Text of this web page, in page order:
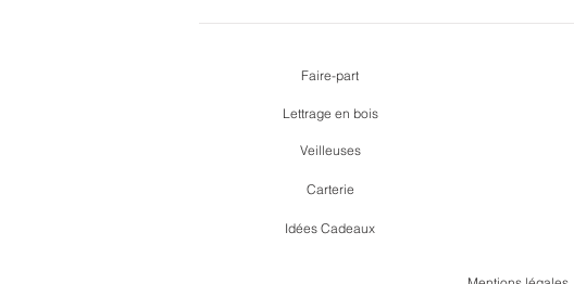
Faire-part
Veilleuses
Lettrage en bois
Carterie
Idées Cadeaux